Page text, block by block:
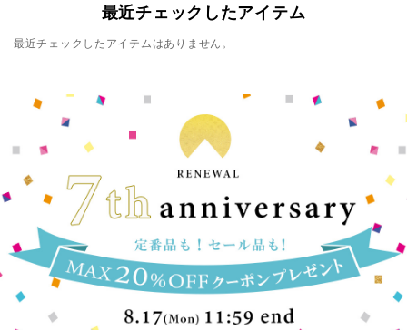
最近チェックしたアイテム
最近チェックしたアイテムはありません。